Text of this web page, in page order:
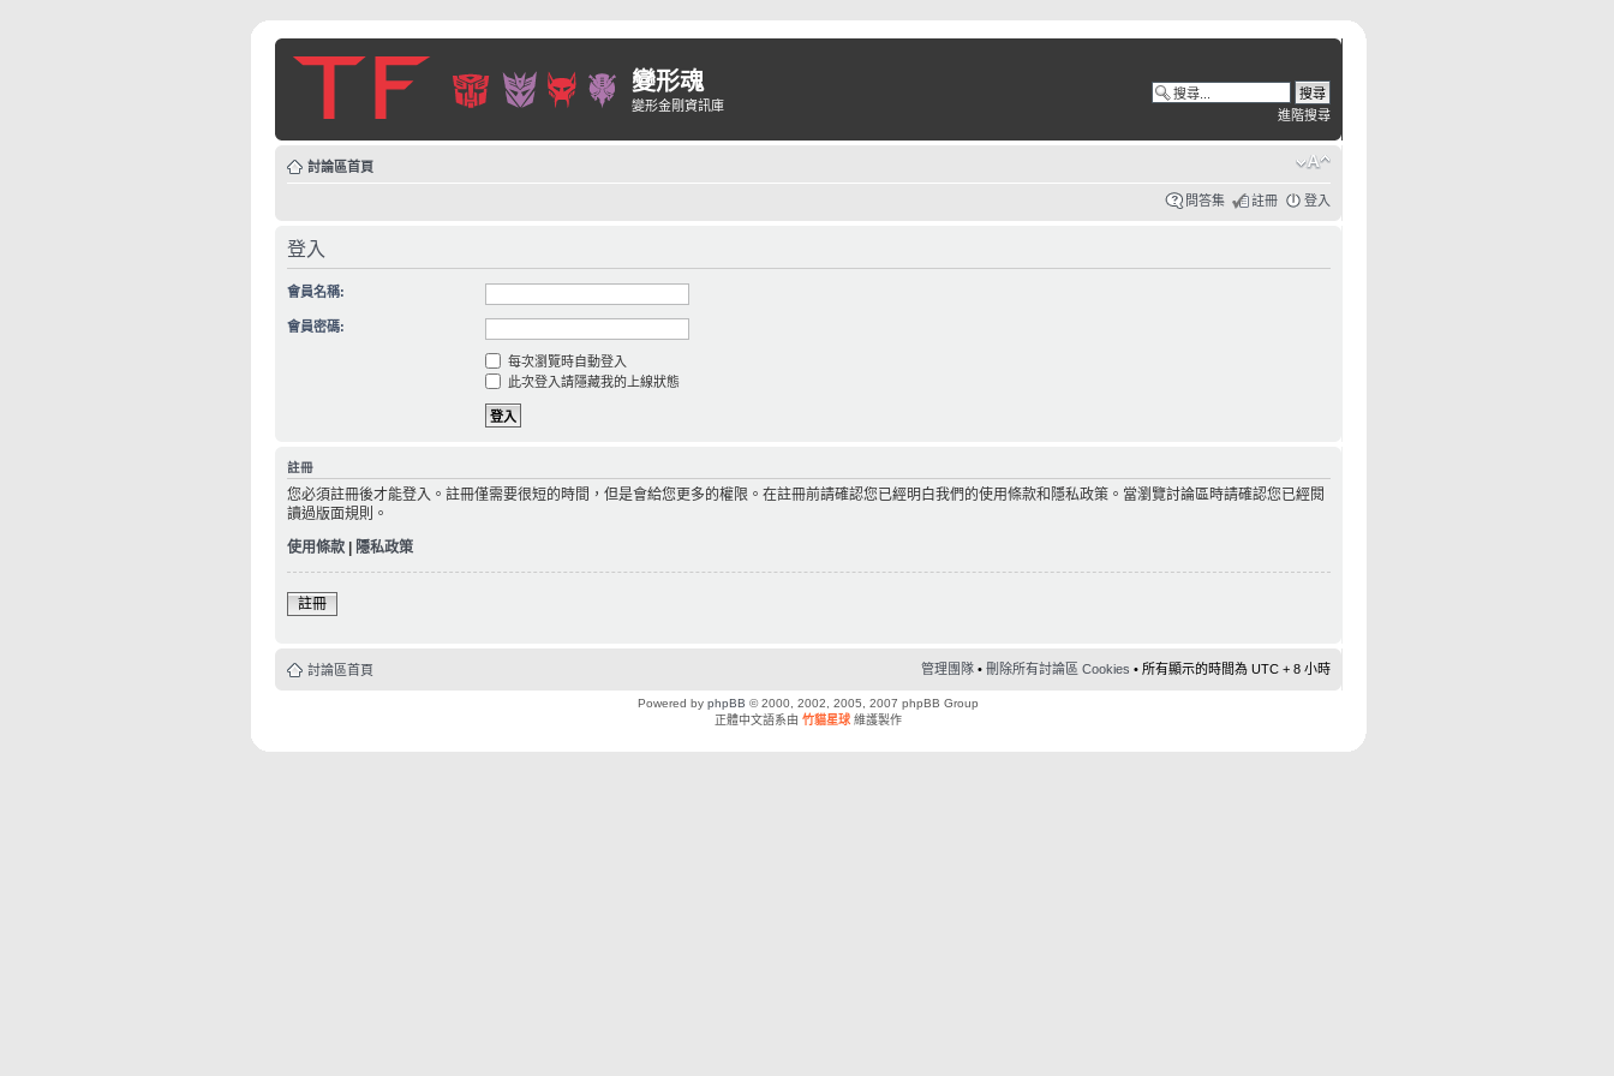
變形魂
變形金剛資訊庫
進階搜尋
討論區首頁
問答集 註冊 登入
登入
會員名稱:
會員密碼:
每次瀏覽時自動登入
此次登入請隱藏我的上線狀態
註冊
您必須註冊後才能登入。註冊僅需要很短的時間，但是會給您更多的權限。在註冊前請確認您已經明白我們的使用條款和隱私政策。當瀏覽討論區時請確認您已經閱
讀過版面規則。
使用條款| 隱私政策
註冊
討論區首頁 管理團隊 •刪除所有討論區 Cookies • 所有顯示的時間為 UTC + 8 小時
Powered byphpBB © 2000, 2002, 2005, 2007 phpBB Group
正體中文語系由竹貓星球 維護製作